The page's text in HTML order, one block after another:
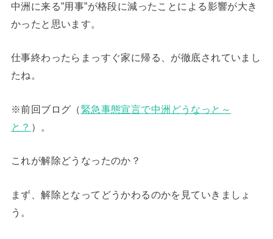
中洲に来る”用事”が格段に減ったことによる影響が大き
かったと思います。
仕事終わったらまっすぐ家に帰る、が徹底されていまし
たね。
※前回ブログ（ 緊急事態宣言で中洲どうなっと～
と？ ）。
これが解除どうなったのか？
まず、解除となってどうかわるのかを見ていきましょ
う。